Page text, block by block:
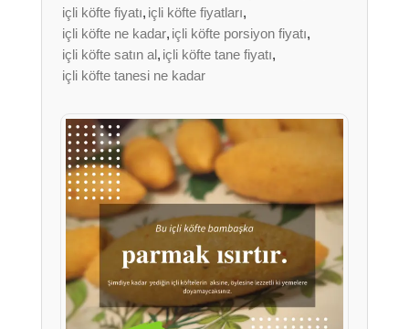
içli köfte fiyatı, içli köfte fiyatları,
içli köfte ne kadar, içli köfte porsiyon fiyatı,
içli köfte satın al, içli köfte tane fiyatı,
içli köfte tanesi ne kadar